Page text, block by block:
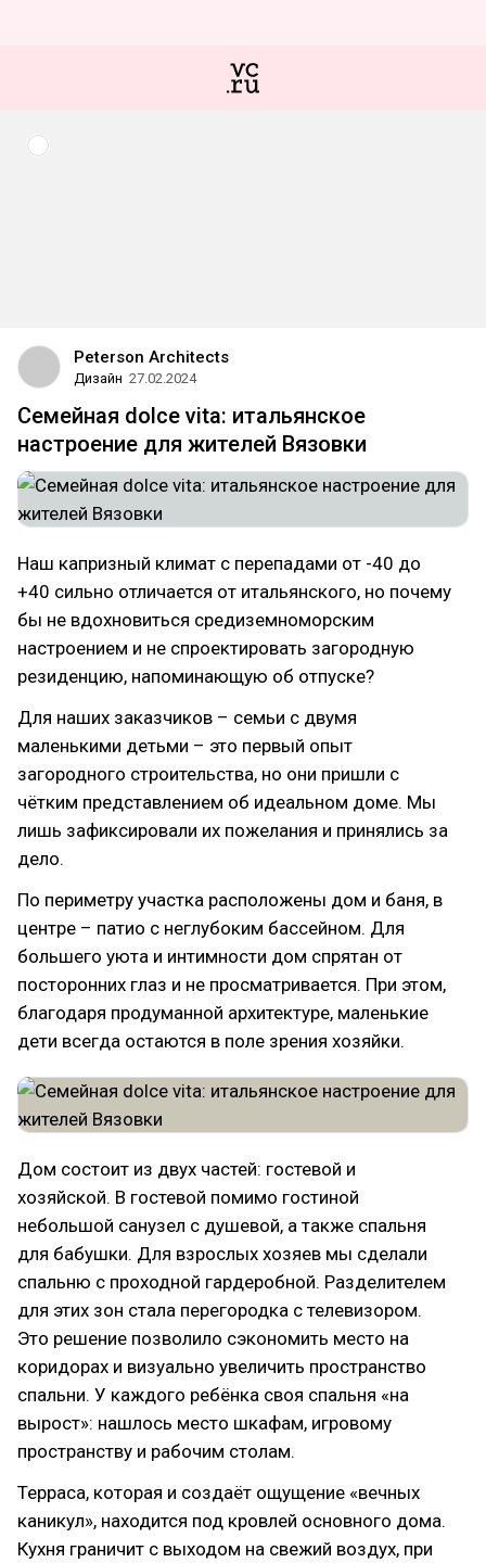
Peterson Architects
Дизайн 27.02.2024
Семейная dolce vita: итальянское
настроение для жителей Вязовки
Наш капризный климат с перепадами от -40 до
+40 сильно отличается от итальянского, но почему
бы не вдохновиться средиземноморским
настроением и не спроектировать загородную
резиденцию, напоминающую об отпуске?
Для наших заказчиков – семьи с двумя
маленькими детьми – это первый опыт
загородного строительства, но они пришли с
чётким представлением об идеальном доме. Мы
лишь зафиксировали их пожелания и принялись за
дело.
По периметру участка расположены дом и баня, в
центре – патио с неглубоким бассейном. Для
большего уюта и интимности дом спрятан от
посторонних глаз и не просматривается. При этом,
благодаря продуманной архитектуре, маленькие
дети всегда остаются в поле зрения хозяйки.
Дом состоит из двух частей: гостевой и
хозяйской. В гостевой помимо гостиной
небольшой санузел с душевой, а также спальня
для бабушки. Для взрослых хозяев мы сделали
спальню с проходной гардеробной. Разделителем
для этих зон стала перегородка с телевизором.
Это решение позволило сэкономить место на
коридорах и визуально увеличить пространство
спальни. У каждого ребёнка своя спальня «на
вырост»: нашлось место шкафам, игровому
пространству и рабочим столам.
Терраса, которая и создаёт ощущение «вечных
каникул», находится под кровлей основного дома.
Кухня граничит с выходом на свежий воздух, при